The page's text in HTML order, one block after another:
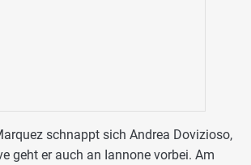
schnappt sich Andrea Dovizioso,
geht er auch an Iannone vorbei. Am